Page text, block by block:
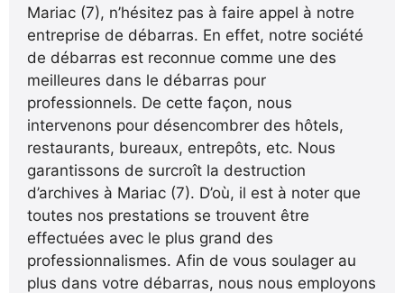
Mariac (7), n’hésitez pas à faire appel à notre
entreprise de débarras. En effet, notre société
de débarras est reconnue comme une des
meilleures dans le débarras pour
professionnels. De cette façon, nous
intervenons pour désencombrer des hôtels,
restaurants, bureaux, entrepôts, etc. Nous
garantissons de surcroît la destruction
d’archives à Mariac (7). D’où, il est à noter que
toutes nos prestations se trouvent être
effectuées avec le plus grand des
professionnalismes. Afin de vous soulager au
plus dans votre débarras, nous nous employons